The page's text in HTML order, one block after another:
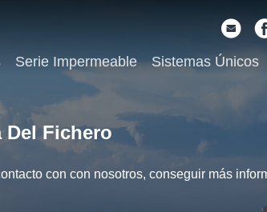
Serie Impermeable Sistemas Únicos
Del Fichero
con con nosotros, conseguir más